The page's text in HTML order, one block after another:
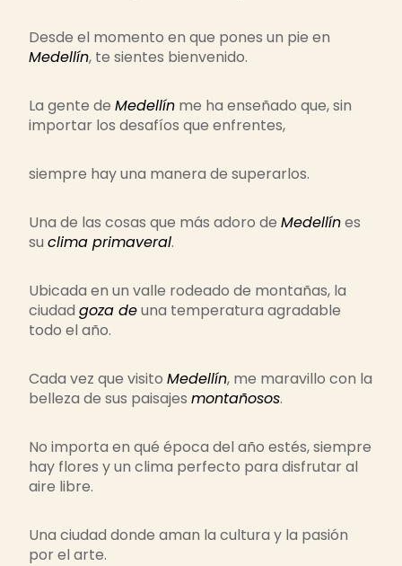
Desde el momento en que pones un pie en
Medellín, te sientes bienvenido.
La gente de Medellín me ha enseñado que, sin
importar los desafíos que enfrentes,
siempre hay una manera de superarlos.
Una de las cosas que más adoro de Medellínes
su clima primaveral.
Ubicada en un valle rodeado de montañas, la
ciudad goza deuna temperatura agradable
todo el año.
Cada vez que visito Medellín, me maravillo con la
belleza de sus paisajes montañosos.
No importa en qué época del año estés, siempre
hay flores y un clima perfecto para disfrutar al
aire libre.
Una ciudad donde aman la cultura y la pasión
por el arte.